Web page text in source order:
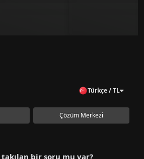
Türkçe / TL
Çözüm Merkezi
takılan bir soru mu var?